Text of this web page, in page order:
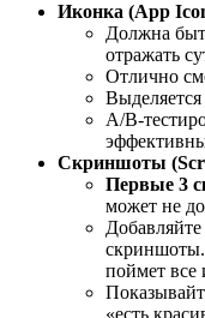
Иконка (App
Должна
отражать
Отлично
A/B-
Скриншоты
Первые 3
может не
скриншоты.
поймет все